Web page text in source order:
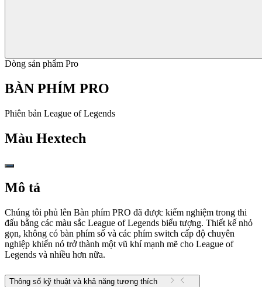
Dòng sản phẩm Pro
BÀN PHÍM PRO
Phiên bản League of Legends
Màu Hextech
Mô tả
Chúng tôi phủ lên Bàn phím PRO đã được kiểm nghiệm trong thi
đấu bằng các màu sắc League of Legends biểu tượng. Thiết kế nhỏ
gọn, không có bàn phím số và các phím switch cấp độ chuyên
nghiệp khiến nó trở thành một vũ khí mạnh mẽ cho League of
Legends và nhiều hơn nữa.
Thông số kỹ thuật và khả năng tương thích